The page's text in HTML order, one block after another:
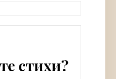
стихи?